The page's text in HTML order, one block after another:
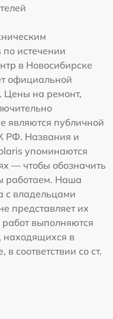
истечении
в Новосибирске
официальной
Цены на ремонт,
являются публичной
РФ. Названия и
упоминаются
— чтобы обозначить
работаем. Наша
с владельцами
представляет их
выполняются
находящихся в
соответствии со ст.